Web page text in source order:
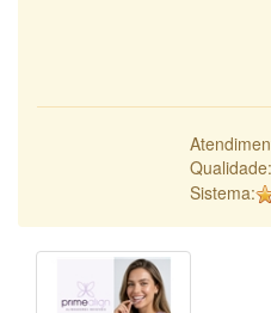
Qualidade:
Sistema: